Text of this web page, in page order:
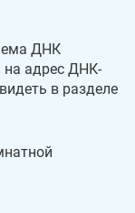
ДНК
на адрес ДНК-
в разделе